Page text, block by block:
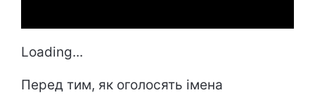
Loading...
Перед тим, як оголосять імена